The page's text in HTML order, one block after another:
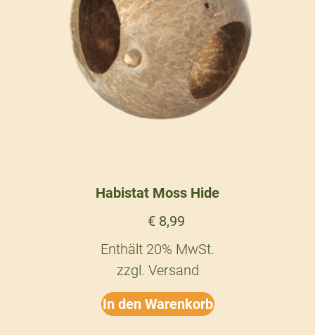
Habistat Moss Hide
€ 8,99
Enthält 20% MwSt.
zzgl. Versand
In den Warenkorb